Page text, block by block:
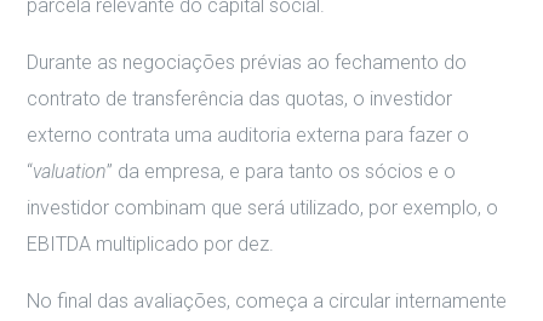
parcela relevante do capital social.
Durante as negociações prévias ao fechamento do
contrato de transferência das quotas, o investidor
externo contrata uma auditoria externa para fazer o
“valuation” da empresa, e para tanto os sócios e o
investidor combinam que será utilizado, por exemplo, o
EBITDA multiplicado por dez.
No final das avaliações, começa a circular internamente